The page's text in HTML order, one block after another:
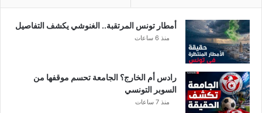
أمطار تونس المرتقبة.. الغنوشي يكشف التفاصيل
منذ 6 ساعات
رادس أم الخارج؟ الجامعة تحسم موقفها من
السوبر التونسي
منذ 7 ساعات